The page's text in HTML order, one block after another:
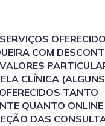
COM
CLÍNICA
TANTO
QUANTO
DAS